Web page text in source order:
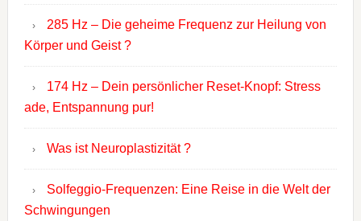
285 Hz – Die geheime Frequenz zur Heilung von
Körper und Geist ?
174 Hz – Dein persönlicher Reset-Knopf: Stress
ade, Entspannung pur!
Was ist Neuroplastizität ?
Solfeggio-Frequenzen: Eine Reise in die Welt der
Schwingungen